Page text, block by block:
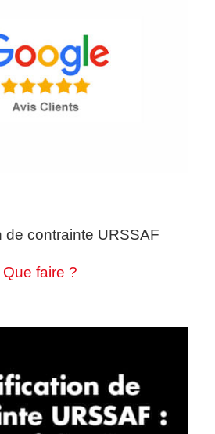
de contrainte URSSAF
Que faire ?